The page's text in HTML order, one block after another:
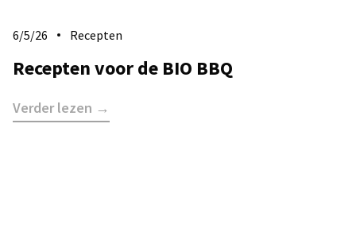
6/5/26 Recepten
Recepten voor de BIO BBQ
Verder lezen →